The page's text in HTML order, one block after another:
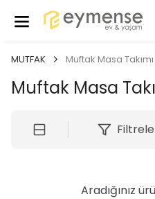
MUTFAK Muftak Masa
Muftak Masa
Filtrele
Aradığınız